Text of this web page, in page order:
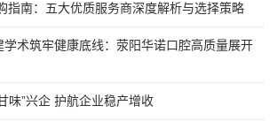
指南：五大优质服务商深度解析与选择策略
学术筑牢健康底线：荥阳华诺口腔高质量展开
味”兴企 护航企业稳产增收